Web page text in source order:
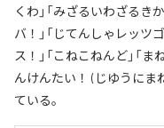
くわ」「みざるいわざるき
バ！」「じてんしゃレッツ
ス！」「こねこねんど」「
んけんたい！ (じゆうにま
ている。